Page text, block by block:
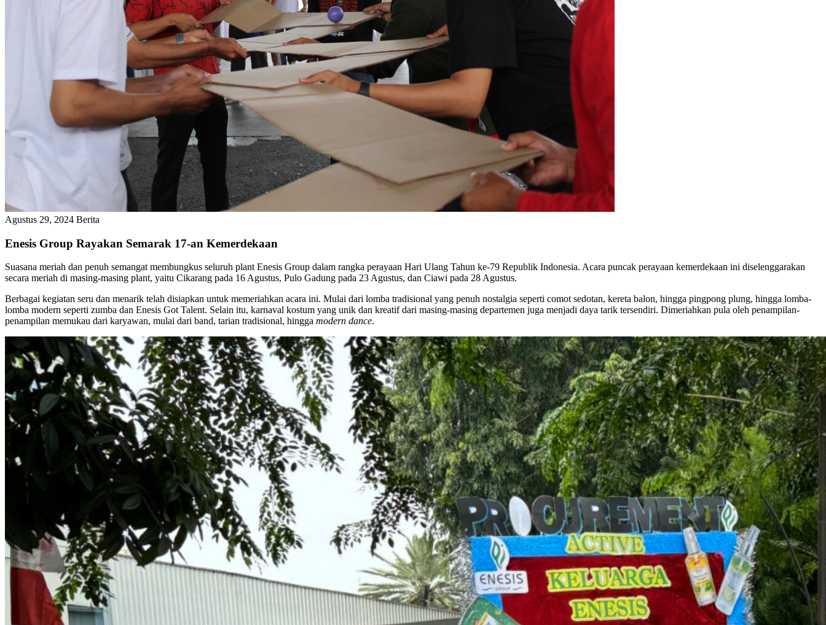
Agustus 29, 2024 Berita
Enesis Group Rayakan Semarak 17-an Kemerdekaan
Suasana meriah dan penuh semangat membungkus seluruh plant Enesis Group dalam rangka perayaan Hari Ulang Tahun ke-79 Republik Indonesia. Acara puncak perayaan kemerdekaan ini diselenggarakan
secara meriah di masing-masing plant, yaitu Cikarang pada 16 Agustus, Pulo Gadung pada 23 Agustus, dan Ciawi pada 28 Agustus.
Berbagai kegiatan seru dan menarik telah disiapkan untuk memeriahkan acara ini. Mulai dari lomba tradisional yang penuh nostalgia seperti comot sedotan, kereta balon, hingga pingpong plung, hingga lomba-
lomba modern seperti zumba dan Enesis Got Talent. Selain itu, karnaval kostum yang unik dan kreatif dari masing-masing departemen juga menjadi daya tarik tersendiri. Dimeriahkan pula oleh penampilan-
penampilan memukau dari karyawan, mulai dari band, tarian tradisional, hingga modern dance.